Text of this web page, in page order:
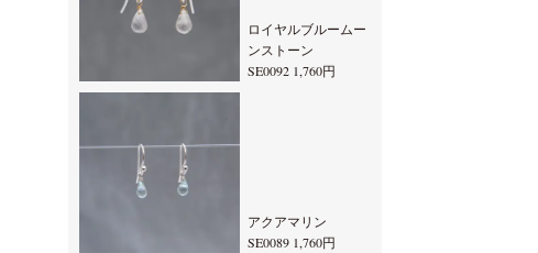
ロイヤルブルームー
ンストーン
SE0092 1,760円
アクアマリン
SE0089 1,760円